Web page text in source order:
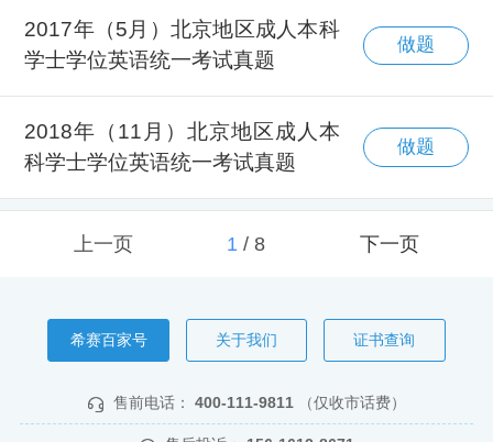
2017年（5月）北京地区成人本科
学士学位英语统一考试真题
做题
2018年（11月）北京地区成人本
科学士学位英语统一考试真题
做题
上一页 1/ 8 下一页
希赛百家号 关于我们 证书查询
售前电话： 400-111-9811 （仅收市话费）